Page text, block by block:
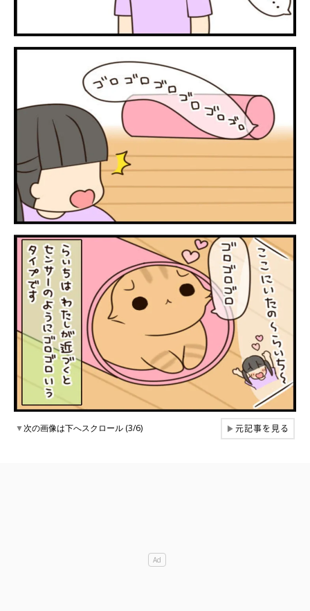
▼次の画像は下へスクロール (3/6) ▶元記事を見る